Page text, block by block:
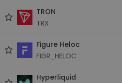
TRON
TRX
Figure Heloc
FIGR_HELOC
Hyperliquid